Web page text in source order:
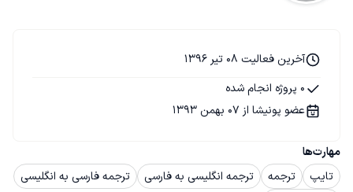
مهارت‌ها
تایپ
ترجمه ترجمه انگلیسی به فارسی
ترجمه فارسی به انگلیسی
آخرین فعالیت 08 تیر 1396
0 پروژه انجام شده
عضو پونیشا از 07 بهمن 1393